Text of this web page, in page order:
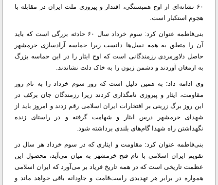
۶۰ نشانه‌‌ای از اوج همبستگی، اقتدار و پیروزی ملت ایران در مقابله با
هجوم استکبار است.
بنی‌فاطمه عنوان کرد: سوم خرداد سال ۶۰ حادثه بزرگی است که باید
آن را متعلق به همه نسل‌ها دانست زیرا حماسه آزادسازی خرمشهر
حاصل دلاورمردی رزمندگانی است که اوج ایثار را در این حماسه بزرگ
به ارمغان آوردند و دشمن زبون را به خاک ذلت نشاندند.
وی ادامه داد: به همین دلیل است که روز سوم خرداد را به نام روز
مقاومت، ایثار و پیروزی نامگذاری کردند زیرا رزمندگان جان برکف در
این روز برگ زرینی بر افتخارات ایران اسلامی رقم زدند و امروز باید از
شهدای خرمشهر درس ایثار و شهامت گرفته و در راستای زنده
نگهداشتن راه شهدا گام‌های بلندی برداشته شود.
بنی‌فاطمه عنوان کرد: مقاومت و ایثاری که در سوم خرداد هر سال در
تقویم ایران اسلامی با نام فتح خرمشهر به میان می‌آید، محصول این
عظمت تاریخی است که در همه تاریخ فریاد بر می‌آورد که ایران اسلامی
همواره در برابر هر تهدیدی راست‌قامت و جاودانه باقی خواهد ماند و